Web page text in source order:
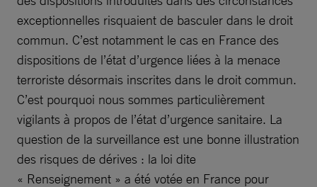
exceptionnelles risquaient de basculer dans le droit
commun. C’est notamment le cas en France des
dispositions de l’état d’urgence liées à la menace
terroriste désormais inscrites dans le droit commun.
C’est pourquoi nous sommes particulièrement
vigilants à propos de l’état d’urgence sanitaire. La
question de la surveillance est une bonne illustration
des risques de dérives : la loi dite
« Renseignement » a été votée en France pour